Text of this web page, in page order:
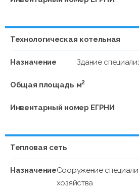
Технологическая котельная
Назначение Здание
Общая площадь м2
Инвентарный номер ЕГРНИ
Тепловая сеть
НазначениеСооружение
хозяйства